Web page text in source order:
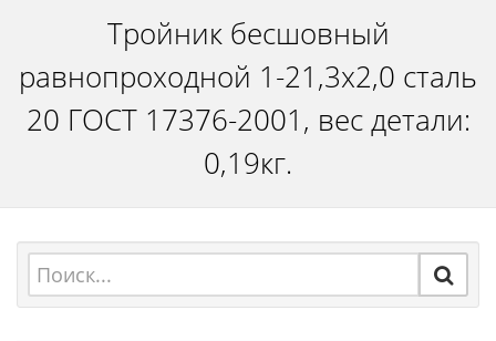
Тройник бесшовный
равнопроходной 1-21,3х2,0 сталь
20 ГОСТ 17376-2001, вес детали:
0,19кг.